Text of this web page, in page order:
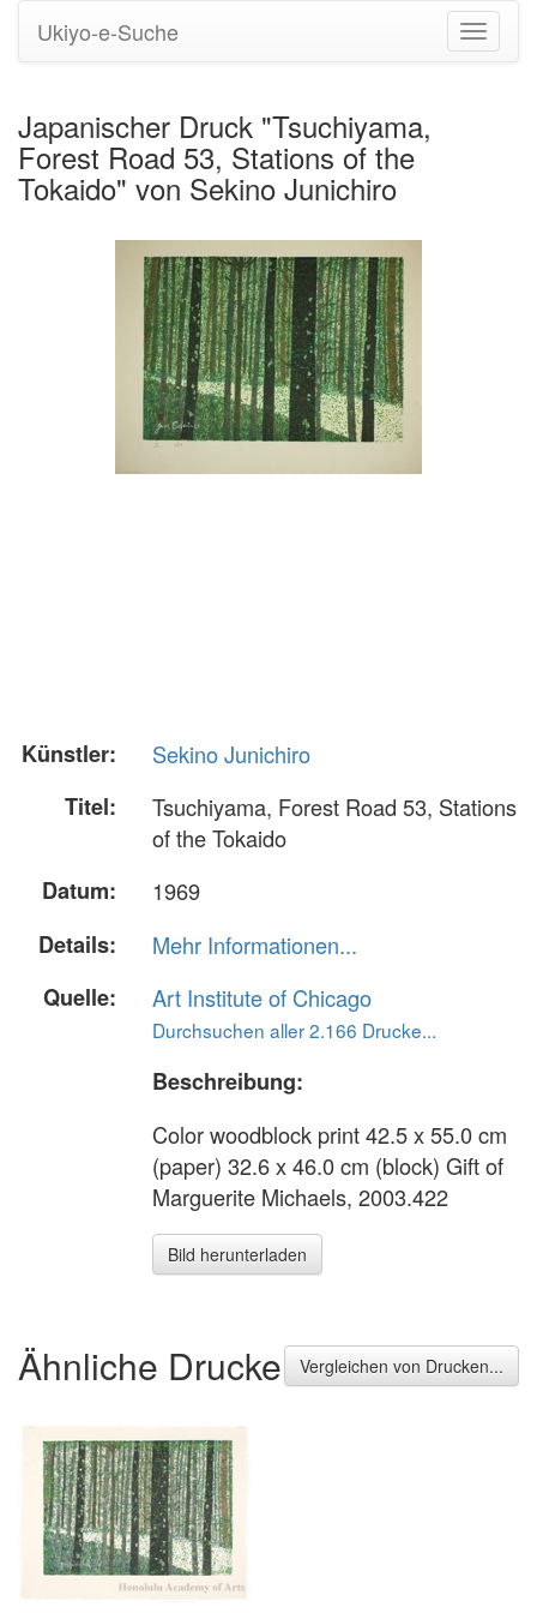
Ukiyo-e-Suche
Japanischer Druck "Tsuchiyama,
Forest Road 53, Stations of the
Tokaido" von Sekino Junichiro
Künstler:
Sekino Junichiro
Titel:
Tsuchiyama, Forest Road 53, Stations
of the Tokaido
Datum:
1969
Details:
Mehr Informationen...
Quelle:
Art Institute of Chicago
Durchsuchen aller 2.166 Drucke...
Beschreibung:
Color woodblock print 42.5 x 55.0 cm
(paper) 32.6 x 46.0 cm (block) Gift of
Marguerite Michaels, 2003.422
Bild herunterladen
Ähnliche Drucke Vergleichen von Drucken...